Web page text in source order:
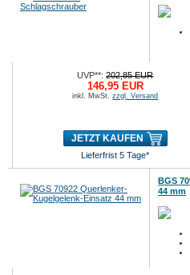
UVP**:202,85 EUR
146,95 EUR
inkl. MwSt.zzgl. Versand
JETZT KAUFEN
Lieferfrist 5 Tage*
BGS
44 mm